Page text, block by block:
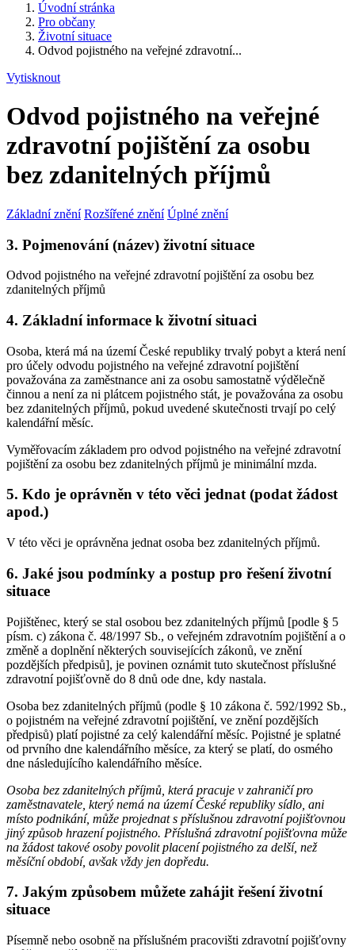
Úvodní stránka
Pro občany
Životní situace
Odvod pojistného na veřejné zdravotní...
Vytisknout
Odvod pojistného na veřejné
zdravotní pojištění za osobu
bez zdanitelných příjmů
Základní znění Rozšířené znění Úplné znění
3. Pojmenování (název) životní situace
Odvod pojistného na veřejné zdravotní pojištění za osobu bez
zdanitelných příjmů
4. Základní informace k životní situaci
Osoba, která má na území České republiky trvalý pobyt a která není
pro účely odvodu pojistného na veřejné zdravotní pojištění
považována za zaměstnance ani za osobu samostatně výdělečně
činnou a není za ni plátcem pojistného stát, je považována za osobu
bez zdanitelných příjmů, pokud uvedené skutečnosti trvají po celý
kalendářní měsíc.
Vyměřovacím základem pro odvod pojistného na veřejné zdravotní
pojištění za osobu bez zdanitelných příjmů je minimální mzda.
5. Kdo je oprávněn v této věci jednat (podat žádost
apod.)
V této věci je oprávněna jednat osoba bez zdanitelných příjmů.
6. Jaké jsou podmínky a postup pro řešení životní
situace
Pojištěnec, který se stal osobou bez zdanitelných příjmů [podle § 5
písm. c) zákona č. 48/1997 Sb., o veřejném zdravotním pojištění a o
změně a doplnění některých souvisejících zákonů, ve znění
pozdějších předpisů], je povinen oznámit tuto skutečnost příslušné
zdravotní pojišťovně do 8 dnů ode dne, kdy nastala.
Osoba bez zdanitelných příjmů (podle § 10 zákona č. 592/1992 Sb.,
o pojistném na veřejné zdravotní pojištění, ve znění pozdějších
předpisů) platí pojistné za celý kalendářní měsíc. Pojistné je splatné
od prvního dne kalendářního měsíce, za který se platí, do osmého
dne následujícího kalendářního měsíce.
Osoba bez zdanitelných příjmů, která pracuje v zahraničí pro
zaměstnavatele, který nemá na území České republiky sídlo, ani
místo podnikání, může projednat s příslušnou zdravotní pojišťovnou
jiný způsob hrazení pojistného. Příslušná zdravotní pojišťovna může
na žádost takové osoby povolit placení pojistného za delší, než
měsíční období, avšak vždy jen dopředu.
7. Jakým způsobem můžete zahájit řešení životní
situace
Písemně nebo osobně na příslušném pracovišti zdravotní pojišťovny